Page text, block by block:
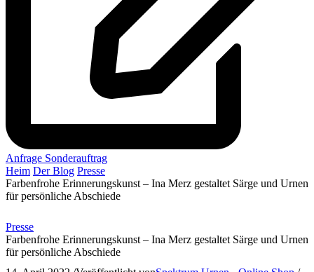
Anfrage Sonderauftrag
Heim Der Blog Presse
Farbenfrohe Erinnerungskunst – Ina Merz gestaltet Särge und Urnen
für persönliche Abschiede
Presse
Farbenfrohe Erinnerungskunst – Ina Merz gestaltet Särge und Urnen
für persönliche Abschiede